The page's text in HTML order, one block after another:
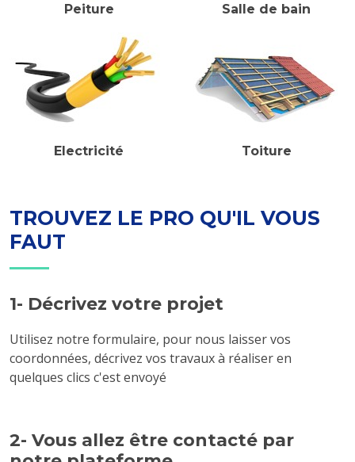
Peiture Salle de bain
Electricité Toiture
TROUVEZ LE PRO QU'IL VOUS
FAUT
1- Décrivez votre projet
Utilisez notre formulaire, pour nous laisser vos
coordonnées, décrivez vos travaux à réaliser en
quelques clics c'est envoyé
2- Vous allez être contacté par